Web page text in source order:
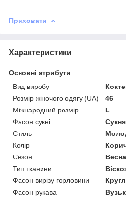
Приховати
Характеристики
Основні атрибути
Вид виробу
Розмір жіночого одягу (UA)
46
Міжнародний розмір
L
Фасон сукні
Стиль
Колір
Сезон
Тип тканини
Фасон вирізу горловини
Фасон рукава